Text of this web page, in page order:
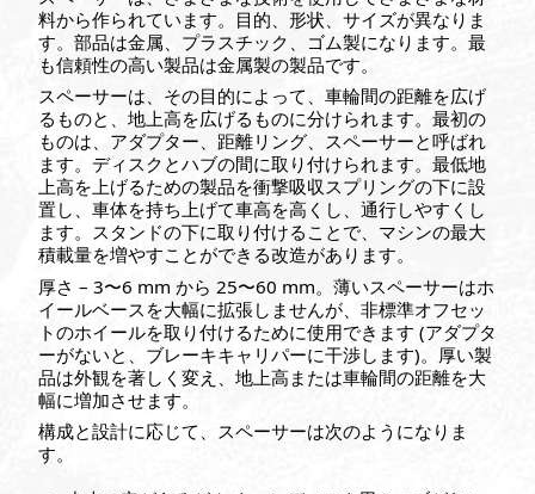
料から作られています。目的、形状、サイズが異なりま
す。部品は金属、プラスチック、ゴム製になります。最
も信頼性の高い製品は金属製の製品です。
スペーサーは、その目的によって、車輪間の距離を広げ
るものと、地上高を広げるものに分けられます。最初の
ものは、アダプター、距離リング、スペーサーと呼ばれ
ます。ディスクとハブの間に取り付けられます。最低地
上高を上げるための製品を衝撃吸収スプリングの下に設
置し、車体を持ち上げて車高を高くし、通行しやすくし
ます。スタンドの下に取り付けることで、マシンの最大
積載量を増やすことができる改造があります。
厚さ – 3〜6 mm から 25〜60 mm。薄いスペーサーはホ
イールベースを大幅に拡張しませんが、非標準オフセッ
トのホイールを取り付けるために使用できます (アダプタ
ーがないと、ブレーキキャリパーに干渉します)。厚い製
品は外観を著しく変え、地上高または車輪間の距離を大
幅に増加させます。
構成と設計に応じて、スペーサーは次のようになりま
す。